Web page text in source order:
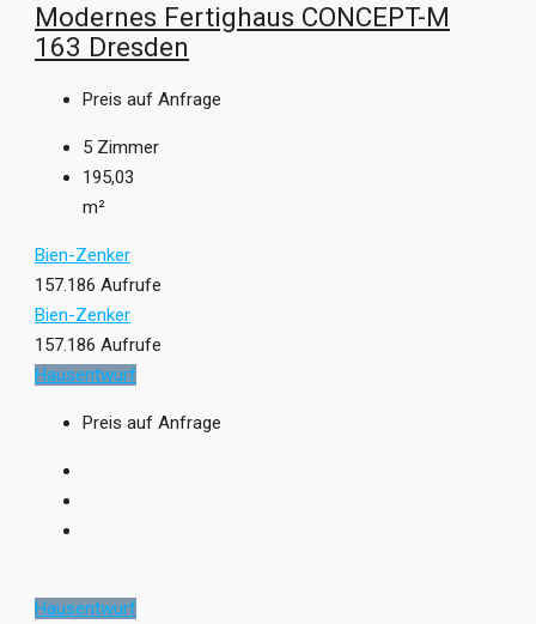
Modernes Fertighaus CONCEPT-M
163 Dresden
Preis auf Anfrage
5 Zimmer
195,03
m²
Bien-Zenker
157.186 Aufrufe
Bien-Zenker
157.186 Aufrufe
Hausentwurf
Preis auf Anfrage
Hausentwurf